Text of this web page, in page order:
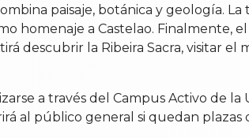
paisaje, botánica y geología.
homenaje a Castelao. Finalmente,
descubrir la Ribeira Sacra, visitar el
a través del Campus Activo de
al público general si quedan plazas